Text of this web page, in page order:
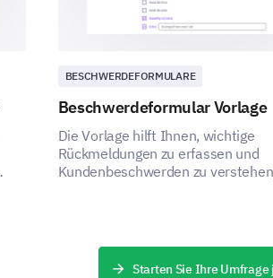
BESCHWERDEFORMULARE
Beschwerdeformular Vorlage
Die Vorlage hilft Ihnen, wichtige
Rückmeldungen zu erfassen und
Kundenbeschwerden zu
Starten Sie Ihre Umfrage